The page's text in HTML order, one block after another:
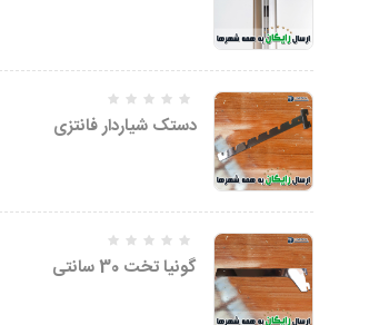
دستک شیاردار فانتزی
گونیا تخت 30 سانتی